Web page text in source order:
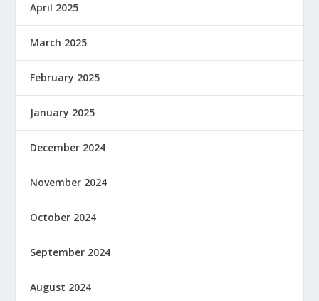
April 2025
March 2025
February 2025
January 2025
December 2024
November 2024
October 2024
September 2024
August 2024